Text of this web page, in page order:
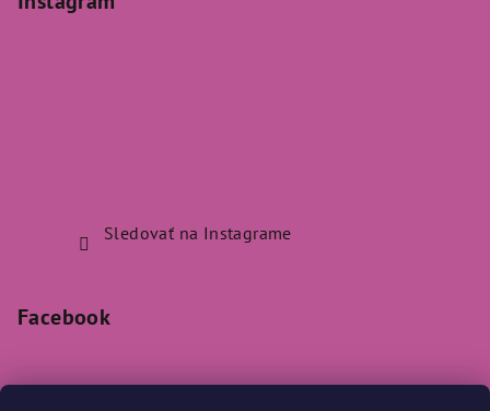
Sledovať na Instagrame
Facebook